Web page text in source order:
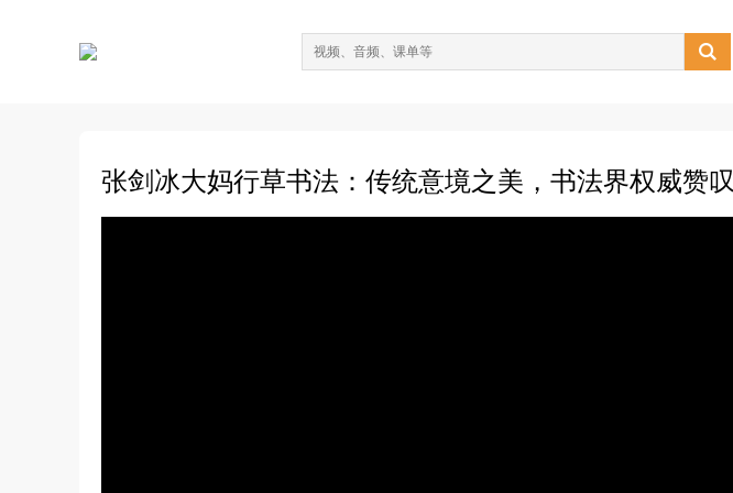

张剑冰大妈行草书法：传统意境之美，书法界权威赞叹